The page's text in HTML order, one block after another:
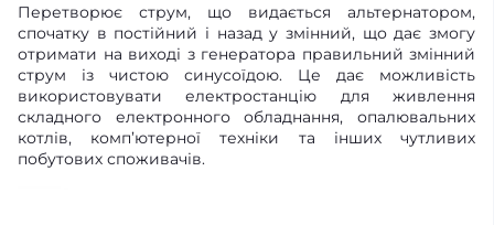
Перетворює струм, що видається альтернатором,
спочатку в постійний і назад у змінний, що дає змогу
отримати на виході з генератора правильний змінний
струм із чистою синусоїдою. Це дає можливість
використовувати електростанцію для живлення
складного електронного обладнання, опалювальних
котлів, комп’ютерної техніки та інших чутливих
побутових споживачів.